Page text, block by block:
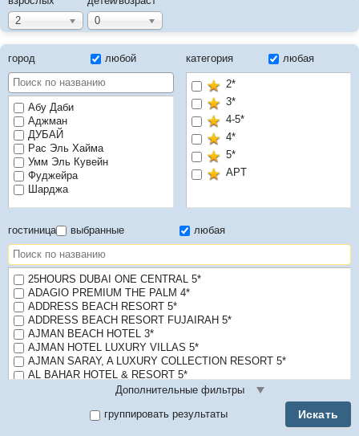
2
0
город любой
Абу Даби
Аджман
ДУБАЙ
Рас Эль Хайма
Умм Эль Кувейн
Фуджейра
Шарджа
категория любая
2*
3*
4-5*
4*
5*
APT
гостиница выбранные любая
25HOURS DUBAI ONE CENTRAL 5*
ADAGIO PREMIUM THE PALM 4*
ADDRESS BEACH RESORT 5*
ADDRESS BEACH RESORT FUJAIRAH 5*
AJMAN BEACH HOTEL 3*
AJMAN HOTEL LUXURY VILLAS 5*
AJMAN SARAY, A LUXURY COLLECTION RESORT 5*
AL BAHAR HOTEL & RESORT 5*
AL HABTOOR GRAND RESORT, AUTOGRAPH COLLECTION 5*
AL HAMRA VILLAGE 4*
Дополнительные фильтры
Искать
группировать результаты